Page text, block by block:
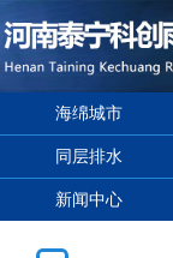
海绵城市
同层排水
新闻中心